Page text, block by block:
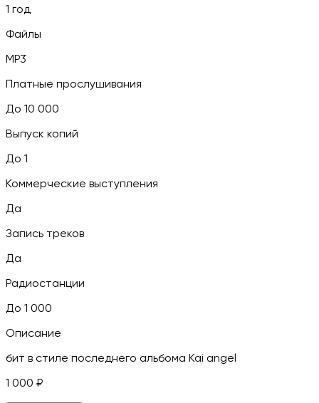
1 год
Файлы
MP3
Платные прослушивания
До 10 000
Выпуск копий
До 1
Коммерческие выступления
Да
Запись треков
Да
Радиостанции
До 1 000
Описание
бит в стиле последнего альбома Kai angel
1 000 ₽